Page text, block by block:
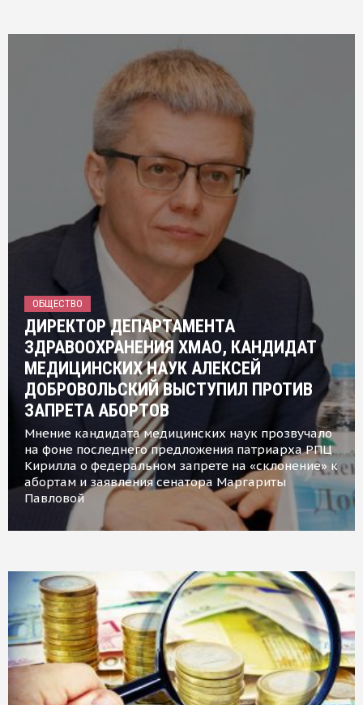
ОБЩЕСТВО
ДИРЕКТОР ДЕПАРТАМЕНТА
ЗДРАВООХРАНЕНИЯ ХМАО, КАНДИДАТ
МЕДИЦИНСКИХ НАУК АЛЕКСЕЙ
ДОБРОВОЛЬСКИЙ ВЫСТУПИЛ ПРОТИВ
ЗАПРЕТА АБОРТОВ
Мнение кандидата медицинских наук прозвучало
на фоне последнего предложения патриарха РПЦ
Кирилла о федеральном запрете на «склонение» к
абортам и заявления сенатора Маргариты
Павловой